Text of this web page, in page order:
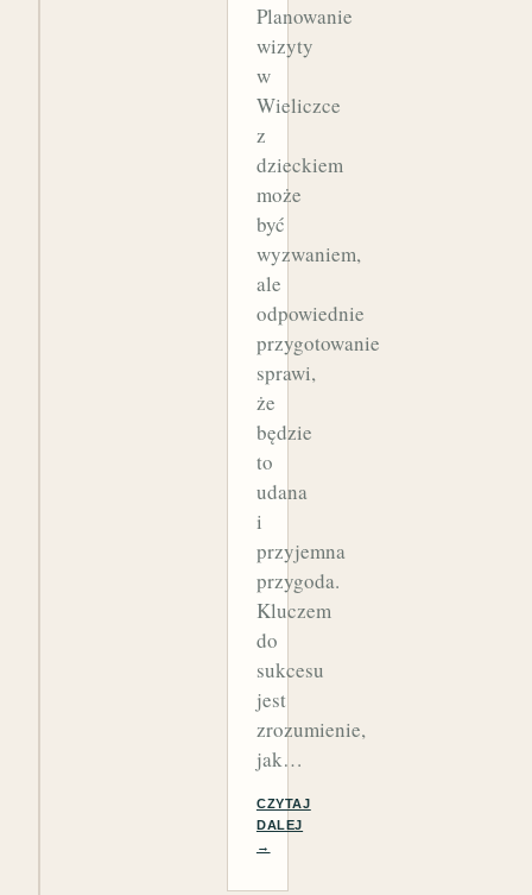
Planowanie
wizyty
w
Wieliczce
z
dzieckiem
może
być
wyzwaniem,
ale
odpowiednie
przygotowanie
sprawi,
że
będzie
to
udana
i
przyjemna
przygoda.
Kluczem
do
sukcesu
jest
zrozumienie,
jak…
CZYTAJ
DALEJ
→